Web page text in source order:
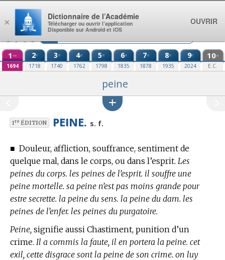
Aller au contenu
1 re
1694
2e
1718
3e
1740
4e
1762
5e
1798
6e
1835
7e
1878
8e
1935
9e
2024
10e
E.C.
peine
1reÉDITION PEINE. s. f.
■ Douleur, affliction, souffrance, sentiment de
quelque mal, dans le corps, ou dans l’esprit. Les
peines du corps. les peines de l’esprit. il souffre une
peine mortelle. sa peine n’est pas moins grande pour
estre secrette. la peine du sens. la peine du dam. les
peines de l’enfer. les peines du purgatoire.
Peine, signifie aussi Chastiment, punition d’un
crime. Il a commis la faute, il en portera la peine. cet
exil, cette disgrace sont la peine de son crime. on luy
×
Dictionnaire de l’Académie
Télécharger ou ouvrir l’application
Disponible sur Android et iOS
OUVRIR